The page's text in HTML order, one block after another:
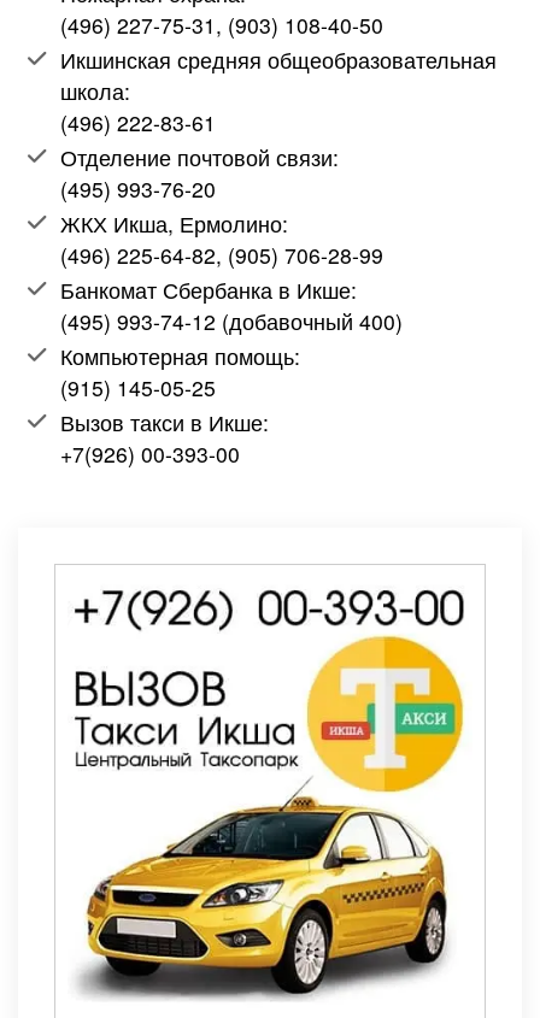
(496) 227-75-31, (903) 108-40-50
Икшинская средняя общеобразовательная
школа:
(496) 222-83-61
Отделение почтовой связи:
(495) 993-76-20
ЖКХ Икша, Ермолино:
(496) 225-64-82, (905) 706-28-99
Банкомат Сбербанка в Икше:
(495) 993-74-12 (добавочный 400)
Компьютерная помощь:
(915) 145-05-25
Вызов такси в Икше:
+7(926) 00-393-00